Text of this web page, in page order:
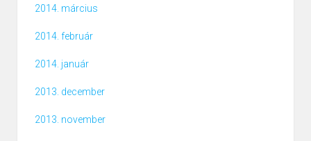
2014. március
2014. február
2014. január
2013. december
2013. november